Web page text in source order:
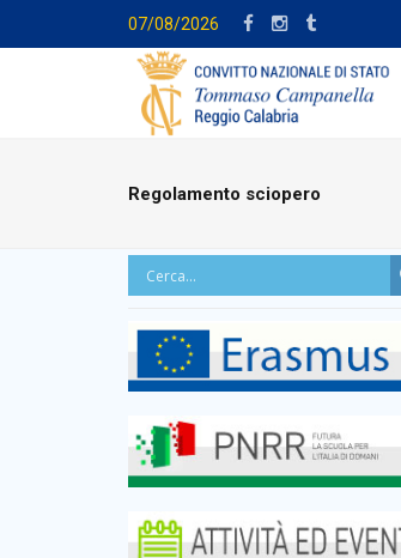
07/08/2026
Regolamento sciopero